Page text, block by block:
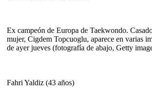
Ex campeón de Europa de Taekwondo.
mujer, Cigdem Topcuoglu, aparece en varias
de ayer jueves (fotografía de abajo, Getty
Fahri Yaldiz (43 años)